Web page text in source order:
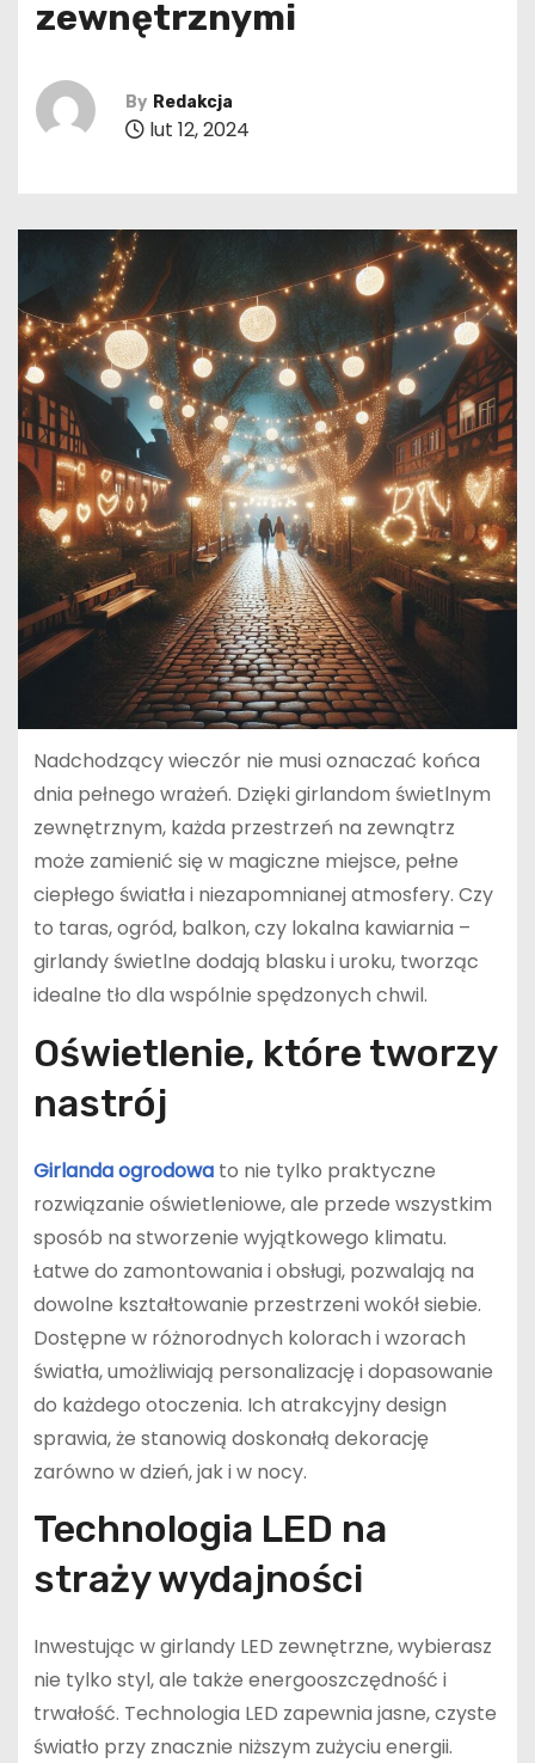
zewnętrznymi
By Redakcja
lut 12, 2024
Nadchodzący wieczór nie musi oznaczać końca
dnia pełnego wrażeń. Dzięki girlandom świetlnym
zewnętrznym, każda przestrzeń na zewnątrz
może zamienić się w magiczne miejsce, pełne
ciepłego światła i niezapomnianej atmosfery. Czy
to taras, ogród, balkon, czy lokalna kawiarnia –
girlandy świetlne dodają blasku i uroku, tworząc
idealne tło dla wspólnie spędzonych chwil.
Oświetlenie, które tworzy
nastrój
Girlanda ogrodowato nie tylko praktyczne
rozwiązanie oświetleniowe, ale przede wszystkim
sposób na stworzenie wyjątkowego klimatu.
Łatwe do zamontowania i obsługi, pozwalają na
dowolne kształtowanie przestrzeni wokół siebie.
Dostępne w różnorodnych kolorach i wzorach
światła, umożliwiają personalizację i dopasowanie
do każdego otoczenia. Ich atrakcyjny design
sprawia, że stanowią doskonałą dekorację
zarówno w dzień, jak i w nocy.
Technologia LED na
straży wydajności
Inwestując w girlandy LED zewnętrzne, wybierasz
nie tylko styl, ale także energooszczędność i
trwałość. Technologia LED zapewnia jasne, czyste
światło przy znacznie niższym zużyciu energii.